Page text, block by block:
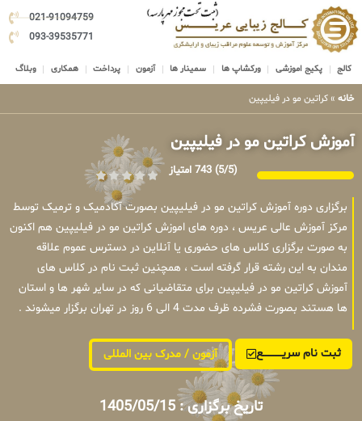
021-91094759
093-39535771
کالج پکیج اموزشی ورکشاپ ها سمینار ها آزمون پرداخت همکاری وبلاگ
خانه » کراتین مو در فیلیپین
آموزش کراتین مو در فیلیپین
(5/5) 743 امتیاز
برگزاری دوره آموزش کراتین مو در فیلیپین بصورت آکادمیک و ترمیک توسط
مرکز آموزش عالی عریس ، دوره های اموزش کراتین مو در فیلیپین هم اکنون
به صورت برگزاری کلاس های حضوری یا آنلاین در دسترس عموم علاقه
مندان به این رشته قرار گرفته است ، همچنین ثبت نام در کلاس های
آموزش کراتین مو در فیلیپین برای متقاضیانی که در سایر شهر ها و استان
ها هستند بصورت فشرده ظرف مدت 4 الی 6 روز در تهران برگزار میشوند .
ثبت نام سریــــــــــــع آزمون / مدرک بین المللی
تاریخ برگزاری : 1405/05/15